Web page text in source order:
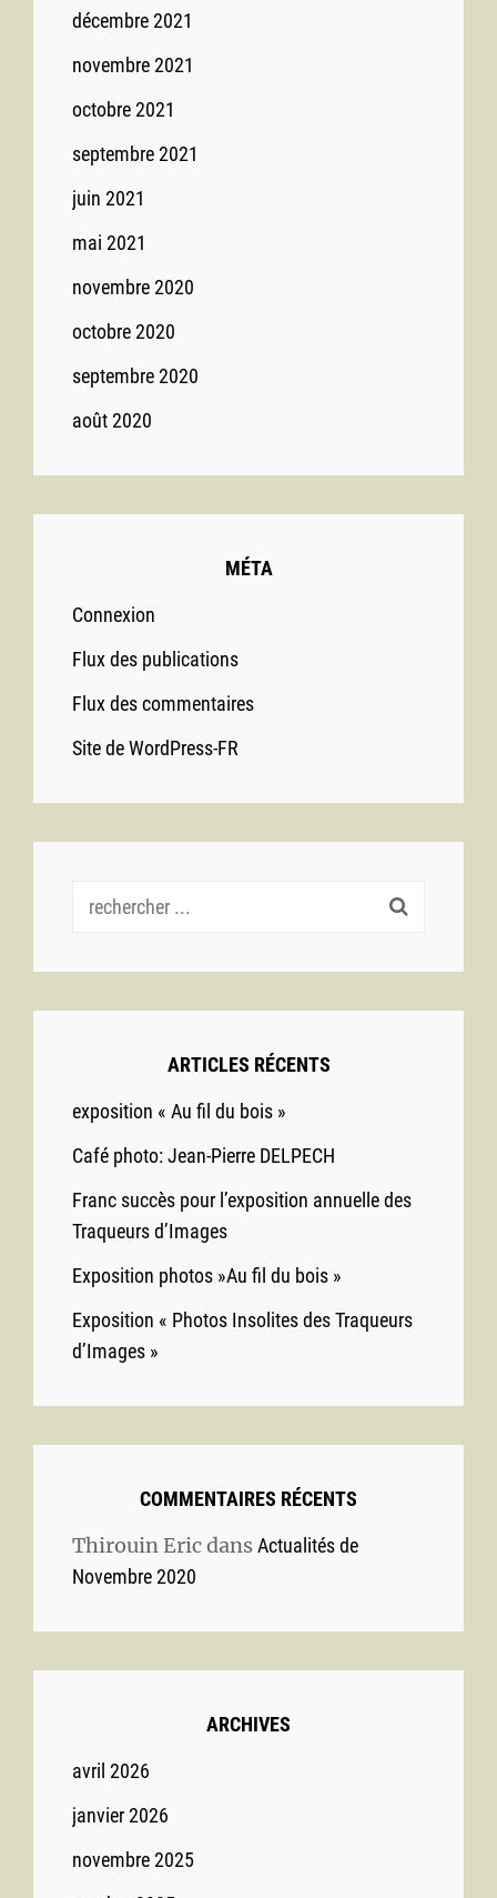
décembre 2021
novembre 2021
octobre 2021
septembre 2021
juin 2021
mai 2021
novembre 2020
octobre 2020
septembre 2020
août 2020
MÉTA
Connexion
Flux des publications
Flux des commentaires
Site de WordPress-FR
Recherche
ARTICLES RÉCENTS
exposition « Au fil du bois »
Café photo: Jean-Pierre DELPECH
Franc succès pour l’exposition annuelle des
Traqueurs d’Images
Exposition photos »Au fil du bois »
Exposition « Photos Insolites des Traqueurs
d’Images »
COMMENTAIRES RÉCENTS
Thirouin EricdansActualités de
Novembre 2020
ARCHIVES
avril 2026
janvier 2026
novembre 2025